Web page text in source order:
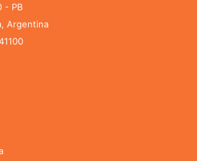
- PB
Argentina